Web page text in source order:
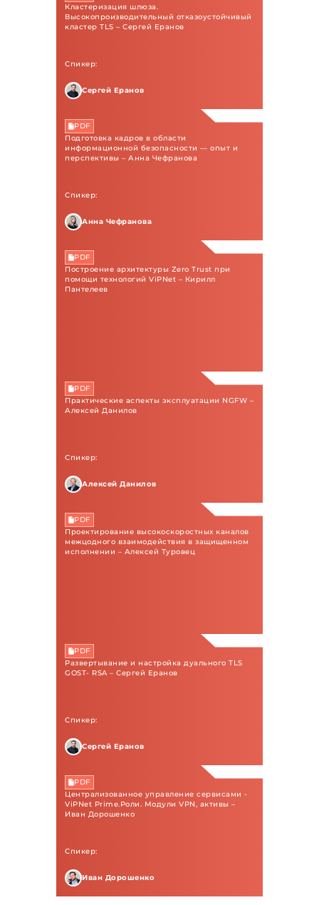
Кластеризация шлюза.
Высокопроизводительный отказоустойчивый
кластер TLS – Сергей Еранов
Спикер:
Сергей Еранов
PDF
Подготовка кадров в области
информационной безопасности — опыт и
перспективы – Анна Чефранова
Спикер:
Анна Чефранова
PDF
Построение архитектуры Zero Trust при
помощи технологий ViPNet – Кирилл
Пантелеев
PDF
Практические аспекты эксплуатации NGFW –
Алексей Данилов
Спикер:
Алексей Данилов
PDF
Проектирование высокоскоростных каналов
межцодного взаимодействия в защищенном
исполнении – Алексей Туровец
PDF
Развертывание и настройка дуального TLS
GOST- RSA – Сергей Еранов
Спикер:
Сергей Еранов
PDF
Централизованное управление сервисами -
ViPNet Prime.Роли. Модули VPN, активы –
Иван Дорошенко
Спикер:
Иван Дорошенко